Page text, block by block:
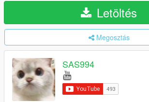
Letöltés
Megosztás
SAS994